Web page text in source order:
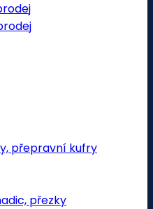
přepravní kufry
přezky